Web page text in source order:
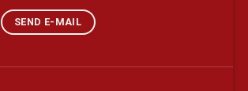
SEND E-MAIL